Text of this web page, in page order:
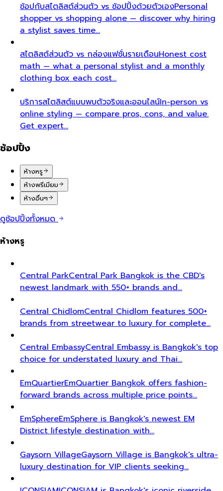
ช้อปกับสไตลิสต์ส่วนตัว vs ช้อปปิ้งด้วยตัวเองPersonal
shopper vs shopping alone — discover why hiring
a stylist saves time…
สไตลิสต์ส่วนตัว vs กล่องแฟชั่นรายเดือนHonest cost
math — what a personal stylist and a monthly
clothing box each cost…
บริการสไตลิสต์แบบพบตัวจริงและออนไลน์In-person vs
online styling — compare pros, cons, and value.
Get expert…
ช้อปปิ้ง
ห้างหรู
ห้างพรีเมียม
ห้างอื่นๆ
ดูช้อปปิ้งทั้งหมด
ห้างหรู
Central ParkCentral Park Bangkok is the CBD's
newest landmark with 550+ brands and…
Central ChidlomCentral Chidlom features 500+
brands from streetwear to luxury for complete…
Central EmbassyCentral Embassy is Bangkok's top
choice for understated luxury and Thai…
EmQuartierEmQuartier Bangkok offers fashion-
forward brands across multiple price points…
EmSphereEmSphere is Bangkok's newest EM
District lifestyle destination with…
Gaysorn VillageGaysorn Village is Bangkok's ultra-
luxury destination for VIP clients seeking…